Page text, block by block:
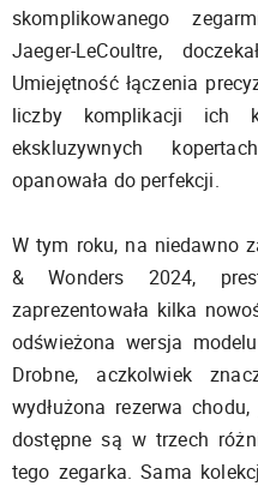
skomplikowanego
Jaeger-LeCoultre,
Umiejętność łączenia
liczby komplikacji ich
ekskluzywnych
opanowała do perfekcji.
W tym roku, na niedawno
& Wonders 2024,
zaprezentowała kilka
odświeżona wersja
Drobne, aczkolwiek
wydłużona rezerwa
dostępne są w trzech
tego zegarka. Sama